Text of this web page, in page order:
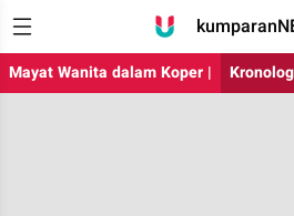
Mayat Wanita dalam Koper |